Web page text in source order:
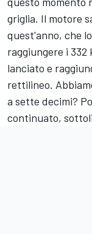
griglia. Il motore
quest'anno, che
raggiungere i
lanciato e
rettilineo.
a sette decimi?
continuato,